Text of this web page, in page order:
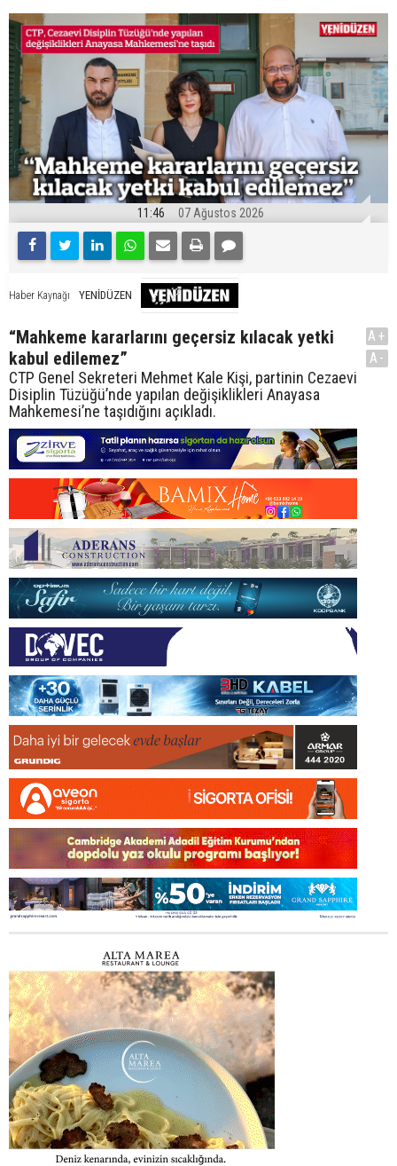
11:46 07 Ağustos 2026
Haber Kaynağı YENİDÜZEN
“Mahkeme kararlarını geçersiz kılacak yetki
kabul edilemez”
CTP Genel Sekreteri Mehmet Kale Kişi, partinin Cezaevi
Disiplin Tüzüğü’nde yapılan değişiklikleri Anayasa
Mahkemesi’ne taşıdığını açıkladı.
A+
A-